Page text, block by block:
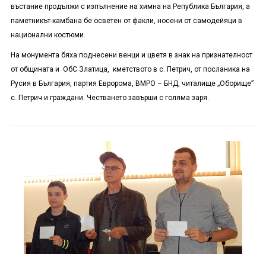
въстание продължи с изпълнение на химна на Република България, а
паметникът-камбана бе осветен от факли, носени от самодейяци в
национални костюми.
На монумента бяха поднесени венци и цветя в знак на признателност
от общината и ОбС Златица, кметството в с. Петрич, от посланика на
Русия в България, партия Евророма, ВМРО – БНД, читалище „Оборище”
с. Петрич и граждани. Честването завърши с голяма заря.